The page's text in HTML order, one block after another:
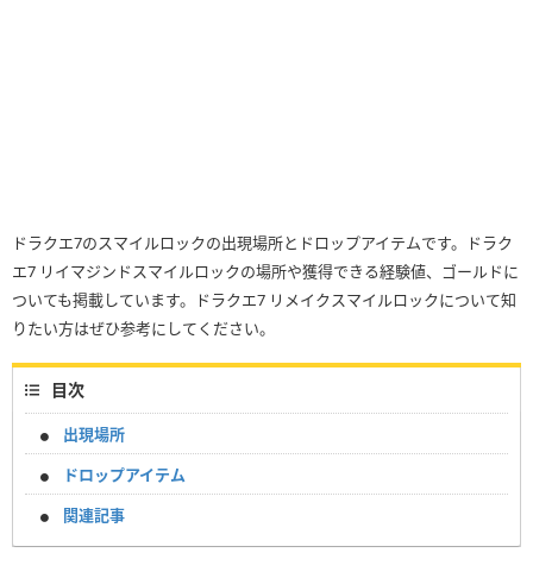
ドラクエ7のスマイルロックの出現場所とドロップアイテムです。ドラク
エ7 リイマジンドスマイルロックの場所や獲得できる経験値、ゴールドに
ついても掲載しています。ドラクエ7 リメイクスマイルロックについて知
りたい方はぜひ参考にしてください。
目次
出現場所
ドロップアイテム
関連記事